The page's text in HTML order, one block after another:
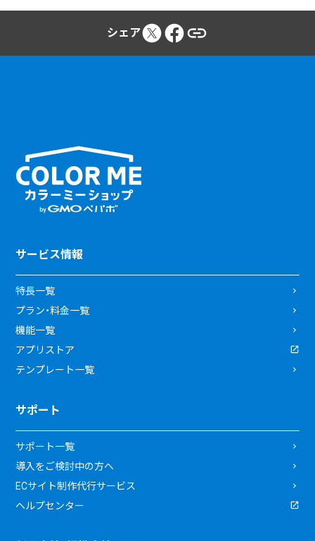
シェア
サービス情報
特長一覧
プラン・料金一覧
機能一覧
アプリストア
テンプレート一覧
サポート
サポート一覧
導入をご検討中の方へ
ECサイト制作代行サービス
ヘルプセンター